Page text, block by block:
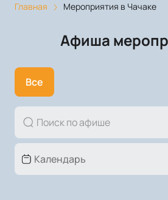
Главная Мероприятия в Чачаке
Афиша
Все